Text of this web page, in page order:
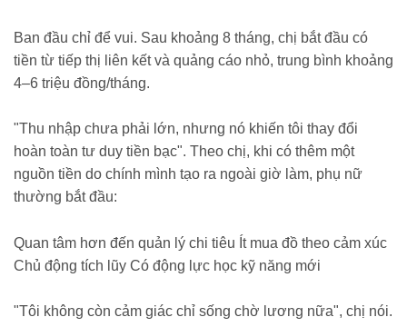
Ban đầu chỉ để vui. Sau khoảng 8 tháng, chị bắt đầu có
tiền từ tiếp thị liên kết và quảng cáo nhỏ, trung bình khoảng
4–6 triệu đồng/tháng.
"Thu nhập chưa phải lớn, nhưng nó khiến tôi thay đổi
hoàn toàn tư duy tiền bạc". Theo chị, khi có thêm một
nguồn tiền do chính mình tạo ra ngoài giờ làm, phụ nữ
thường bắt đầu:
Quan tâm hơn đến quản lý chi tiêu Ít mua đồ theo cảm xúc
Chủ động tích lũy Có động lực học kỹ năng mới
"Tôi không còn cảm giác chỉ sống chờ lương nữa", chị nói.